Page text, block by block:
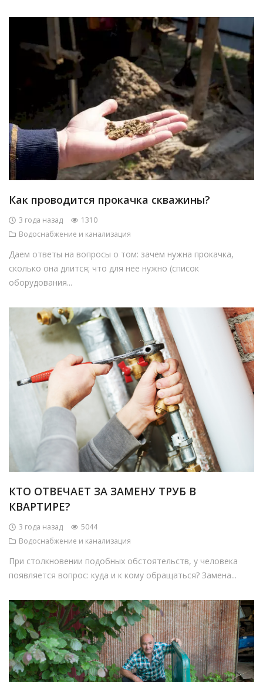
Как проводится прокачка скважины?
3 года назад
1310
Водоснабжение и канализация
Даем ответы на вопросы о том: зачем нужна прокачка,
сколько она длится; что для нее нужно (список
оборудования...
КТО ОТВЕЧАЕТ ЗА ЗАМЕНУ ТРУБ В
КВАРТИРЕ?
3 года назад
5044
Водоснабжение и канализация
При столкновении подобных обстоятельств, у человека
появляется вопрос: куда и к кому обращаться? Замена...